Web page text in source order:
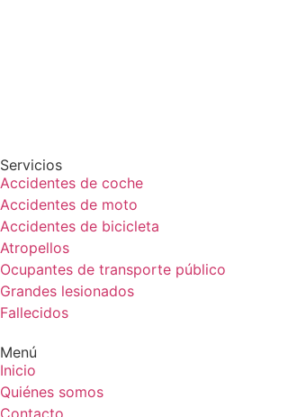
Servicios
Accidentes de coche
Accidentes de moto
Accidentes de bicicleta
Atropellos
Ocupantes de transporte público
Grandes lesionados
Fallecidos
Menú
Inicio
Quiénes somos
Contacto